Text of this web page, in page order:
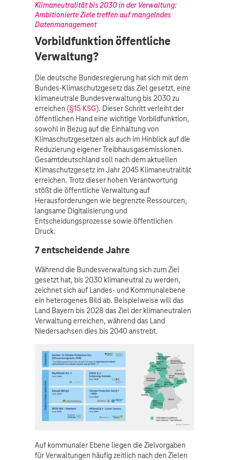
Klimaneutralität bis 2030 in der Verwaltung:
Ambitionierte Ziele treffen auf mangelndes
Datenmanagement
Vorbildfunktion öffentliche
Verwaltung?
Die deutsche Bundesregierung hat sich mit dem
Bundes-Klimaschutzgesetz das Ziel gesetzt, eine
klimaneutrale Bundesverwaltung bis 2030 zu
erreichen (§15 KSG). Dieser Schritt verleiht der
öffentlichen Hand eine wichtige Vorbildfunktion,
sowohl in Bezug auf die Einhaltung von
Klimaschutzgesetzen als auch im Hinblick auf die
Reduzierung eigener Treibhausgasemissionen.
Gesamtdeutschland soll nach dem aktuellen
Klimaschutzgesetz im Jahr 2045 Klimaneutralität
erreichen. Trotz dieser hohen Verantwortung
stößt die öffentliche Verwaltung auf
Herausforderungen wie begrenzte Ressourcen,
langsame Digitalisierung und
Entscheidungsprozesse sowie öffentlichen
Druck.
7 entscheidende Jahre
Während die Bundesverwaltung sich zum Ziel
gesetzt hat, bis 2030 klimaneutral zu werden,
zeichnet sich auf Landes- und Kommunalebene
ein heterogenes Bild ab. Beispielweise will das
Land Bayern bis 2028 das Ziel der klimaneutralen
Verwaltung erreichen, während das Land
Niedersachsen dies bis 2040 anstrebt.
Auf kommunaler Ebene liegen die Zielvorgaben
für Verwaltungen häufig zeitlich nach den Zielen